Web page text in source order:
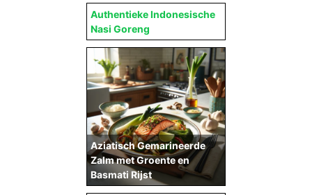
Authentieke Indonesische
Nasi Goreng
Aziatisch Gemarineerde
Zalm met Groente en
Basmati Rijst